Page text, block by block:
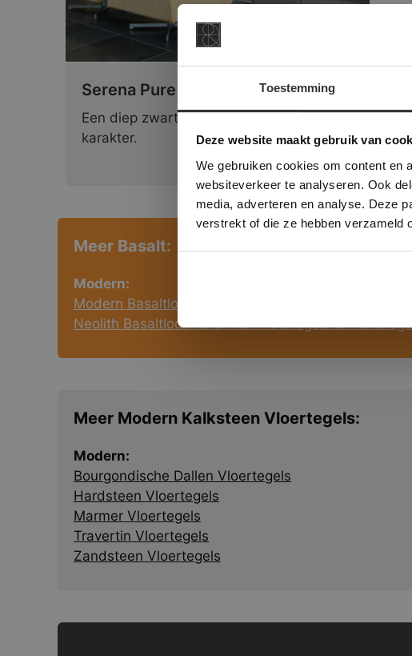
Toestemming
Deze website maakt gebruik van
We gebruiken cookies om content en
websiteverkeer te analyseren. Ook
media, adverteren en analyse. Deze
verstrekt of die ze hebben verzameld
Serena Pure Black | Gezoet
Een diep zwarte Basalt met een chique
karakter.
Meer Basalt:
Modern:
Modern Basaltlook Keramiek Vloertegels &
Neolith Basaltlook Keramiek Vloertegels &
Meer Modern Kalksteen Vloertegels:
Modern:
Bourgondische Dallen Vloertegels
Hardsteen Vloertegels
Marmer Vloertegels
Travertin Vloertegels
Zandsteen Vloertegels
Deze website
onze website geeft u